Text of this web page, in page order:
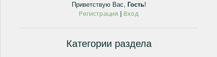
Приветствую Вас Гость!
Регистрация | Вход
Категории раздела